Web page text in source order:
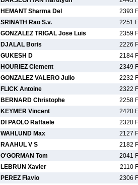
HEMANT Sharma Del
2393 F
SRINATH Rao S.v.
2251 F
GONZALEZ TRIGAL Jose Luis
2359 F
DJALAL Boris
2226 F
GUKESH D
2184 F
HOURIEZ Clement
2349 F
GONZALEZ VALERO Julio
2232 F
FLICK Antoine
2322 F
BERNARD Christophe
2258 F
KEYMER Vincent
2420 F
DI PAOLO Raffaele
2320 F
WAHLUND Max
2127 F
RAAHUL V S
2182 F
O'GORMAN Tom
2041 F
LEBRUN Xavier
2110 F
PEREZ Flavio
2306 F